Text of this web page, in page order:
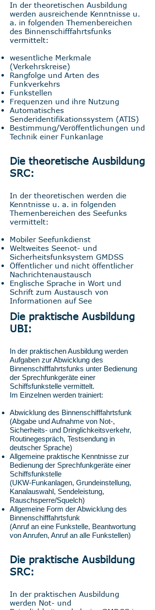
In der theoretischen Ausbildung
werden ausreichende Kenntnisse u.
a. in folgenden Themenbereichen
des Binnenschifffahrtsfunks
vermittelt:
wesentliche Merkmale
(Verkehrskreise)
Rangfolge und Arten des
Funkverkehrs
Funkstellen
Frequenzen und ihre Nutzung
Automatisches
Senderidentifikationssystem (ATIS)
Bestimmung/Veröffentlichungen und
Technik einer Funkanlage
Die theoretische Ausbildung
SRC:
In der theoretischen werden die
Kenntnisse u. a. in folgenden
Themenbereichen des Seefunks
vermittelt:
Mobiler Seefunkdienst
Weltweites Seenot- und
Sicherheitsfunksystem GMDSS
Öffentlicher und nicht öffentlicher
Nachrichtenaustausch
Englische Sprache in Wort und
Schrift zum Austausch von
Informationen auf See
Die praktische Ausbildung
UBI:
In der praktischen Ausbildung werden
Aufgaben zur Abwicklung des
Binnenschifffahrtsfunks unter Bedienung
der Sprechfunkgeräte einer
Schiffsfunkstelle vermittelt.
Im Einzelnen werden trainiert:
Abwicklung des Binnenschifffahrtsfunk
(Abgabe und Aufnahme von Not-,
Sicherheits- und Dringlichkeitsverkehr,
Routinegespräch, Testsendung in
deutscher Sprache)
Allgemeine praktische Kenntnisse zur
Bedienung der Sprechfunkgeräte einer
Schiffsfunkstelle
(UKW-Funkanlagen, Grundeinstellung,
Kanalauswahl, Sendeleistung,
Rauschsperre/Squelch)
Allgemeine Form der Abwicklung des
Binnenschifffahrtsfunk
(Anruf an eine Funkstelle, Beantwortung
von Anrufen, Anruf an alle Funkstellen)
Die praktische Ausbildung
SRC:
In der praktischen Ausbildung
werden Not- und